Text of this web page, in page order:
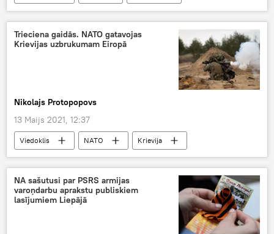
kiberuzbrukums
degviela
Trieciena gaidās. NATO gatavojas
Krievijas uzbrukumam Eiropā
Nikolajs Protopopovs
13 Maijs 2021, 12:37
Viedoklis NATO
Krievija
drošība
aizsardzība
NA sašutusi par PSRS armijas
varoņdarbu aprakstu publiskiem
lasījumiem Liepājā